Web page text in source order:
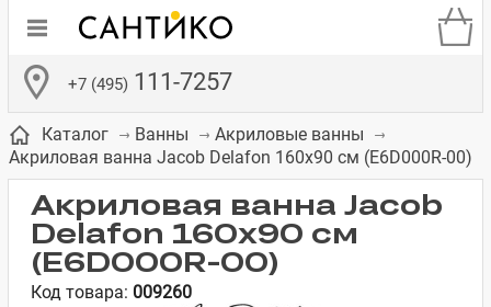
+7 (495) 111-7257
Бачки для
унитазов
Сиденья для
унитазов
Смесители для
встраиваемых
Зеркало-шкаф
Полки в ванную
Каталог Ванны
Акриловые ванны
Акриловая ванна Jacob Delafon 160x90 см (E6D000R-00)
Акриловая ванна Jacob
Delafon 160x90 см
(E6D000R-00)
Код товара: 009260